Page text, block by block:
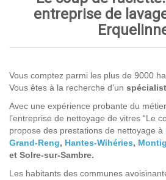
entreprise de
Vous comptez parmi les plus de 9000
Vous êtes à la recherche d’un
Avec une expérience probante du
l’entreprise de nettoyage de vitres “Le
propose des prestations de nettoyage à
Grand-Reng, Hantes-Wihéries,
et Solre-sur-Sambre.
Les habitants des communes